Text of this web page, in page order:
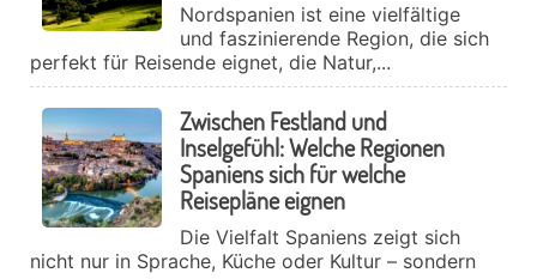
Nordspanien ist eine vielfältige
und faszinierende Region, die sich
perfekt für Reisende eignet, die Natur,...
Zwischen Festland und
Inselgefühl: Welche Regionen
Spaniens sich für welche
Reisepläne eignen
Die Vielfalt Spaniens zeigt sich
nicht nur in Sprache, Küche oder Kultur – sondern